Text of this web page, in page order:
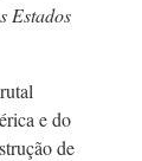
Estados
e do
de